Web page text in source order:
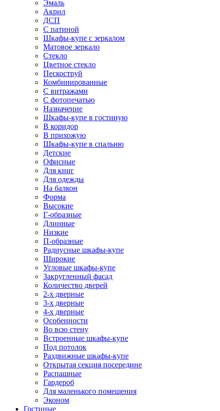
Эмаль
Акрил
ДСП
С патиной
Шкафы-купе с зеркалом
Матовое зеркало
Стекло
Цветное стекло
Пескоструй
Комбинированные
С витражами
С фотопечатью
Назначение
Шкафы-купе в гостиную
В коридор
В прихожую
Шкафы-купе в спальню
Детские
Офисные
Для книг
Для одежды
На балкон
Форма
Высокие
Г-образные
Длинные
Низкие
П-образные
Радиусные шкафы-купе
Широкие
Угловые шкафы-купе
Закругленный фасад
Количество дверей
2-х дверные
3-х дверные
4-х дверные
Особенности
Во всю стену
Встроенные шкафы-купе
Под потолок
Раздвижные шкафы-купе
Открытая секция посередине
Распашные
Гардероб
Для маленького помещения
Эконом
Гостиные